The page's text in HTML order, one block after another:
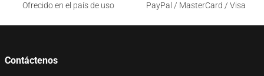
Ofrecido en el país de uso
PayPal / MasterCard / Visa
Contáctenos